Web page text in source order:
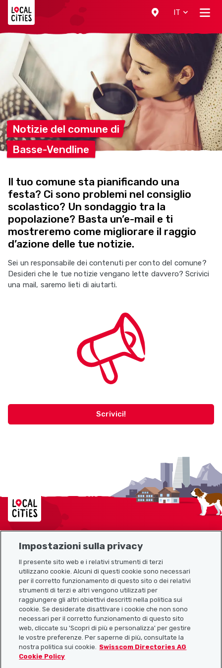
IT
Notizie del comune di
Basse-Vendline
Il tuo comune sta pianificando una
festa? Ci sono problemi nel consiglio
scolastico? Un sondaggio tra la
popolazione? Basta un’e-mail e ti
mostreremo come migliorare il raggio
d’azione delle tue notizie.
Sei un responsabile dei contenuti per conto del comune?
Desideri che le tue notizie vengano lette davvero? Scrivici
una mail, saremo lieti di aiutarti.
Scrivici!
Localcities
Link utili
Scarica l’app Localcities
Impostazioni sulla privacy
Il presente sito web e i relativi strumenti di terzi
utilizzano cookie. Alcuni di questi cookie sono necessari
per il corretto funzionamento di questo sito o dei relativi
strumenti di terzi e altri vengono utilizzati per
raggiungere gli altri obiettivi descritti nella politica sui
cookie. Se desiderate disattivare i cookie che non sono
necessari per il corretto funzionamento di questo sito
web, cliccate su 'Scopri di più e personalizza' per gestire
le vostre preferenze. Per saperne di più, consultate la
nostra politica sui cookie.
Swisscom Directories AG
Cookie Policy